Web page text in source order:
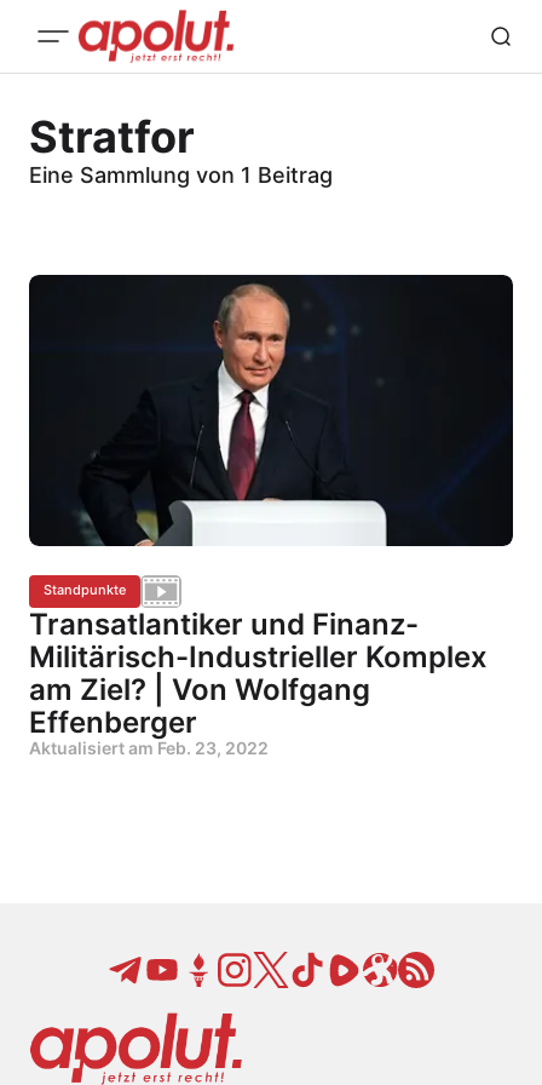
Stratfor
Eine Sammlung von 1 Beitrag
Standpunkte
Transatlantiker und Finanz-
Militärisch-Industrieller Komplex
am Ziel? | Von Wolfgang
Effenberger
Aktualisiert am Feb. 23, 2022